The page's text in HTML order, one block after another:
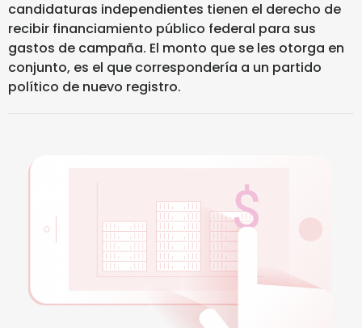
candidaturas independientes tienen el derecho de
recibir financiamiento público federal para sus
gastos de campaña. El monto que se les otorga en
conjunto, es el que correspondería a un partido
político de nuevo registro.